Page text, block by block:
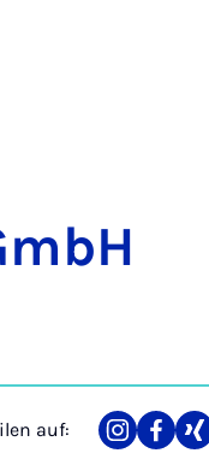
auf:
TeilenTeilen